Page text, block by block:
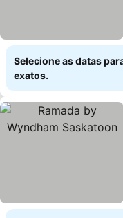
Selecione as datas
exatos.